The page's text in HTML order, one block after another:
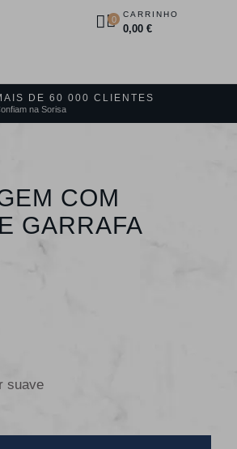
0 CARRINHO
0,00 €
DE 60 000 CLIENTES
na Sorisa
COM
GARRAFA
suave